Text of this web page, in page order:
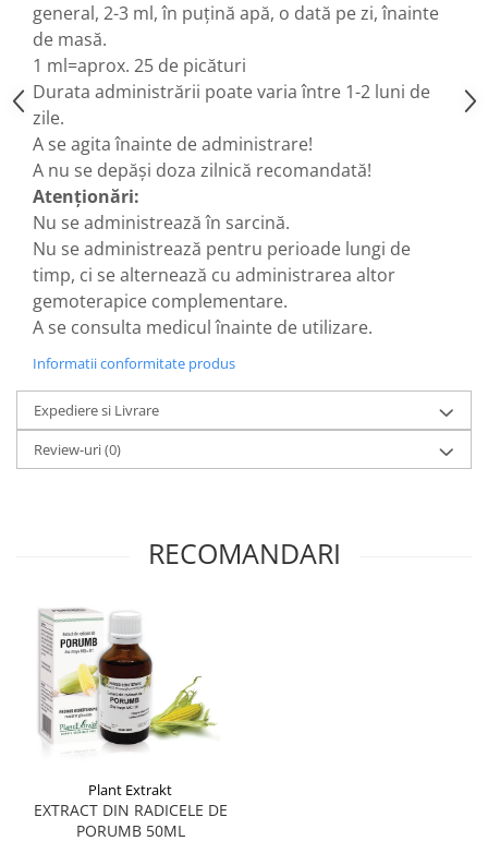
Hemoroizi
Imunitate
Imunostimulator
Indigestie
Infecții urinare
Infecții virale
Infertilitate femei
Infertilitate masculină
Inflamatii
Insomnie
Insuficiență cardiacă
Laringospasm
Leucoree
Memorie
Parazitoză digestivă
Pediatrie
Piele, par si unghii
Pneumonie
Prostatită
Reflux Gastro-Esofagian
general, 2-3 ml, în puţină apă, o dată pe zi, înainte
de masă.
1 ml=aprox. 25 de picături
Durata administrării poate varia între 1-2 luni de
zile.
A se agita înainte de administrare!
A nu se depăşi doza zilnică recomandată!
Atenţionări:
Nu se administrează în sarcină.
Nu se administrează pentru perioade lungi de
timp, ci se alternează cu administrarea altor
gemoterapice complementare.
A se consulta medicul înainte de utilizare.
Informatii conformitate produs
Expediere si Livrare
Review-uri(0)
RECOMANDARI
Plant Extrakt
EXTRACT DIN RADICELE DE
PORUMB 50ML